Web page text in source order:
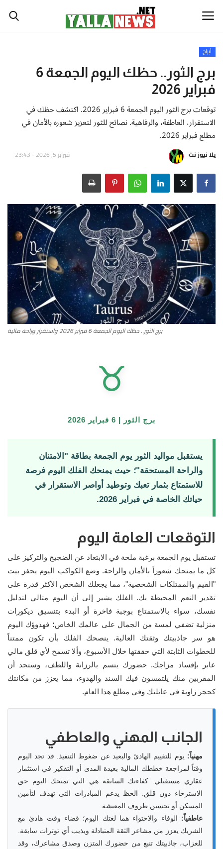
أخبار العالم
أخبار الوطن العربي
سياسة واقتصاد
رياضة
تكنولوجيا وعلوم
صحة ولياقة
أطباق من المطابخ العربية
سياحة وسفر
منوعات عامة
جاليري الفن التشكيلي
أبراج
برج الثور.. حظك اليوم الجمعة 6
فبراير 2026
توقعات برج الثور اليوم الجمعة 6 فبراير 2026. اكتشف حظك في
الاستقرار، العاطفة، والرفاهية. نصائح للثور لتعزيز شعوره بالأمان في
مطلع فبراير 2026.
يلا نيوز نت فبراير 5, 2026 - 23:43
برج الثور.. حظك اليوم الجمعة 6 فبراير 2026 واستقرار وراحة مالية
♉
برج الثور | 6 فبراير 2026
يستقبل مواليد الثور يوم الجمعة بطاقة "الامتنان
والراحة المستحقة"؛ حيث يمنحك الفلك اليوم فرصة
للاستمتاع بثمار تعبك وتوطيد أواصر الاستقرار في
حياتك الخاصة في فبراير 2026.
التوقعات العامة اليوم
تستقبل يوم الجمعة برغبة ملحة في الابتعاد عن الضجيج والتركيز على
كل ما يمنحك شعوراً بالأمان والراحة. وضع الكواكب اليوم يحفز بيت
"القيم والممتلكات الشخصية"، مما يجعلك الشخص الأكثر قدرة على
تقدير النعم المحيطة بك. الفلك يشير إلى أن اليوم مثالي لتدليل
نفسك، سواء بالاستمتاع بوجبة فاخرة أو البدء بتنسيق ديكورات
منزلية تضفي لمسة من الجمال على عالمك الخاص؛ فهدوؤك اليوم
هو سر جاذبيتك وثقتك العالية. ينصحك الفلك بأن تكون ممتناً
للخطوات الثابتة التي حققتها خلال الأسبوع، وألا تسمح لأي قلق مالي
عابر بإفساد مزاجك. حضورك يتسم بالرزانة واللطف، وستجد أن
المقربين منك يلتمسون فيك السند والهدوء، مما يعزز من مكانتك
كحجر زاوية في عائلتك وفي مطلع هذا العام.
الجانب المهني والعاطفي
مهنياً: يوم للتقييم الهادئ والبعيد عن ضغوط التنفيذ. قد تجد اليوم
وقتاً لمراجعة خططك المالية بعيدة المدى أو التفكير في استثمار
عقاري مستقبلي. كفاءتك السابقة هي التي تمنحك اليوم حق
الاسترخاء دون قلق. الحظ يدعم المبادرات التي تهدف لتأمين
المسكن أو تحسين ظروف المعيشة.
عاطفياً: الوفاء والاحتواء هما لغتك اليوم؛ قضاء وقت هادئ مع
الشريك يعزز من مشاعر الثقة المتبادلة ويذيب أي توترات سابقة.
للعزاب، جاذبيتك تنبع من حضورك المتزن وصدق مشاعرك، وقد